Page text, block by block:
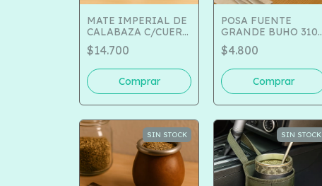
MATE IMPERIAL DE
CALABAZA C/CUERO
Y VIROLA DE ACERO
Y DIJE DE ALPACA
COD 169-510
$14.700
POSA FUENTE
GRANDE BUHO 310-
2325
$4.800
SIN STOCK SIN STOCK